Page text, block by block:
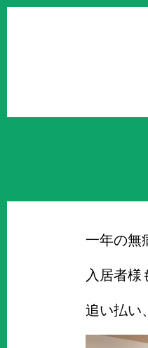
一年の無
入居者様
追い払い